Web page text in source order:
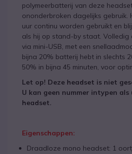
polymeerbatterij van deze
ononderbroken dagelijks gebruik.
uur continu worden gebruikt en
als hij op stand-by staat.
via mini-USB, met een
bijna 20% batterij hebt in slechts
50% in bijna 45 minuten, voor
Let op! Deze headset is niet
U kan geen nummer intypen
headset.
Eigenschappen:
Draadloze mono headset: 1